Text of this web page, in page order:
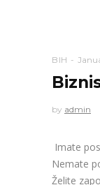
BIH
by admin
Imate
Nemate
Želite